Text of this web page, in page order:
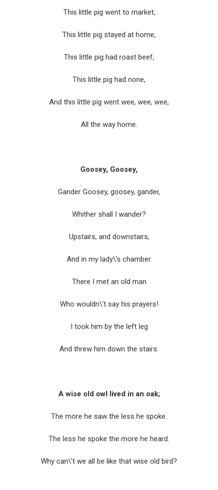
This little pig went to market,
This little pig stayed at home,
This little pig had roast beef,
This little pig had none,
And this little pig went wee, wee, wee,
All the way home.
Goosey, Goosey,
Gander Goosey, goosey, gander,
Whither shall I wander?
Upstairs, and downstairs,
And in my lady\’s chamber.
There I met an old man
Who wouldn\’t say his prayers!
I took him by the left leg
And threw him down the stairs.
A wise old owl lived in an oak;
The more he saw the less he spoke.
The less he spoke the more he heard.
Why can\’t we all be like that wise old bird?